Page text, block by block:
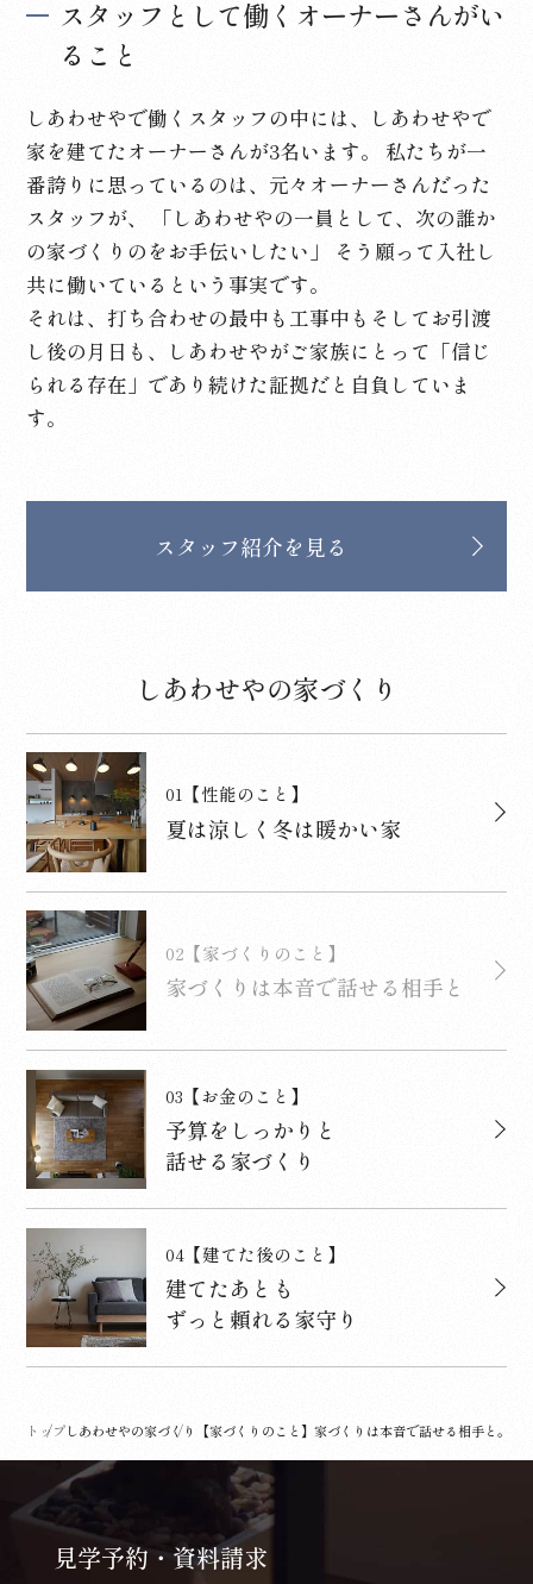
スタッフとして働くオーナーさんがい
ること
しあわせやで働くスタッフの中には、しあわせやで
家を建てたオーナーさんが3名います。
私たちが一
番誇りに思っているのは、元々オーナーさんだった
スタッフが、
「しあわせやの一員として、次の誰か
の家づくりのをお手伝いしたい」
そう願って入社し
共に働いているという事実です。
それは、打ち合わせの最中も工事中もそしてお引渡
し後の月日も、しあわせやがご家族にとって「信じ
られる存在」であり続けた証拠だと自負していま
す。
スタッフ紹介を見る
しあわせやの家づくり
01 【性能のこと】
夏は涼しく冬は暖かい家
02 【家づくりのこと】
家づくりは本音で話せる相手と
03 【お金のこと】
予算をしっかりと
話せる家づくり
04【建てた後のこと】
建てたあとも
ずっと頼れる家守り
トップしあわせやの家づくり 【家づくりのこと】家づくりは本音で話せる相手と。
見学予約・資料請求